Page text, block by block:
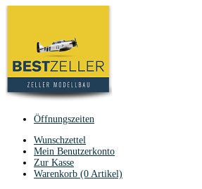
Öffnungszeiten
Wunschzettel
Mein Benutzerkonto
Zur Kasse
Warenkorb (0 Artikel)